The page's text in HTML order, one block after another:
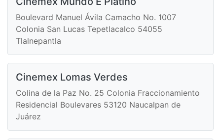
Boulevard Manuel Ávila Camacho No. 1007
Colonia San Lucas Tepetlacalco 54055
Tlalnepantla
Cinemex Lomas Verdes
Colina de la Paz No. 25 Colonia Fraccionamiento
Residencial Boulevares 53120 Naucalpan de
Juárez